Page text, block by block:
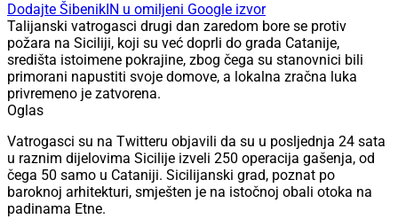
Dodajte ŠibenikIN u omiljeni Google izvor
Talijanski vatrogasci drugi dan zaredom bore se protiv
požara na Siciliji, koji su već doprli do grada Catanije,
središta istoimene pokrajine, zbog čega su stanovnici bili
primorani napustiti svoje domove, a lokalna zračna luka
privremeno je zatvorena.
Oglas
Vatrogasci su na Twitteru objavili da su u posljednja 24 sata
u raznim dijelovima Sicilije izveli 250 operacija gašenja, od
čega 50 samo u Cataniji. Sicilijanski grad, poznat po
baroknoj arhitekturi, smješten je na istočnoj obali otoka na
padinama Etne.